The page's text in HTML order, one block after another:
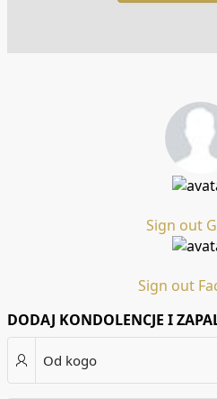
Sign out
Sign out
DODAJ KONDOLENCJE I
Od kogo